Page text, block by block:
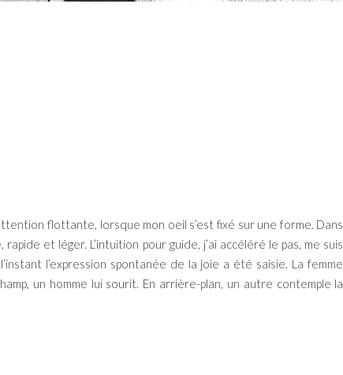
flottante, lorsque mon oeil s’est fixé sur une forme. Dans
et léger. L’intuition pour guide, j’ai accéléré le pas, me suis
l’expression spontanée de la joie a été saisie. La femme
un homme lui sourit. En arrière-plan, un autre contemple la